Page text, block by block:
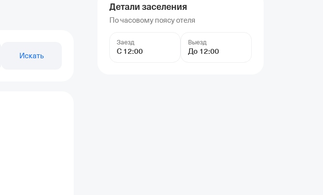
Детали заселения
По часовому поясу отеля
Заезд
С 12:00
Выезд
До 12:00
Искать